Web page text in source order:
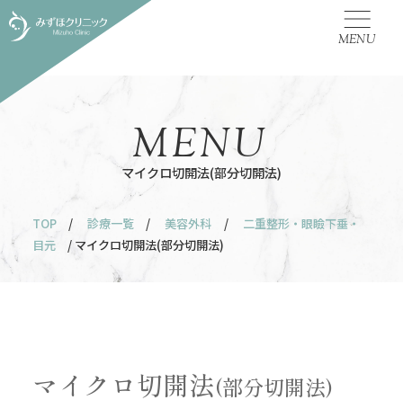
MENU
マイクロ切開法(部分切開法)
MENU
TOP / 診療一覧 / 美容外科 /
二重整形・眼瞼下垂・
目元
/ マイクロ切開法(部分切開法)
マイクロ切開法(部分切開法)